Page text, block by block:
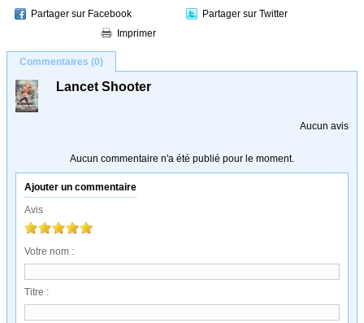
Partager sur Facebook
Partager sur Twitter
Imprimer
Commentaires (0)
Lancet Shooter
Aucun avis
Aucun commentaire n'a été publié pour le moment.
Ajouter un commentaire
Avis
Votre nom :
Titre :